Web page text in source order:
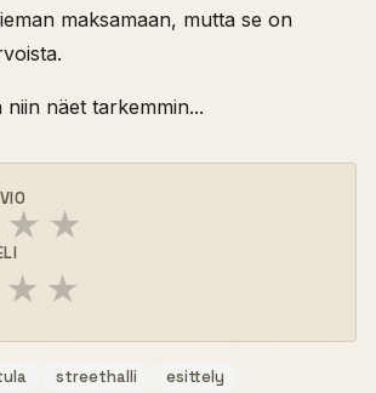
maksamaan, mutta se on
näet tarkemmin...
★ ★
★ ★
streethalli esittely